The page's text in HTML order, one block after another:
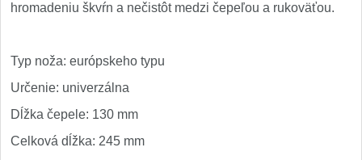
hromadeniu škvŕn a nečistôt medzi čepeľou a rukoväťou.
Typ noža: európskeho typu
Určenie: univerzálna
Dĺžka čepele: 130 mm
Celková dĺžka: 245 mm